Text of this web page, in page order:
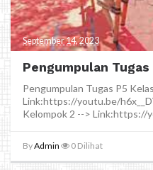
September 14, 2023
Pengumpulan Tugas
Pengumpulan Tugas P5
Link:https://youtu.be/
Kelompok 2 --> Link:https://
ByAdmin 0 Dilihat